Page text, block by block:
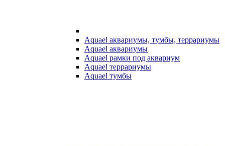
Aquael аквариумы, тумбы, террариумы
Aquael аквариумы
Aquael рамки под аквариум
Aquael террариумы
Aquael тумбы